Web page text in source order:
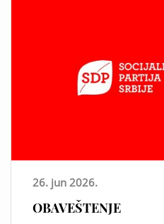
26. jun 2026.
OBAVEŠTENJE